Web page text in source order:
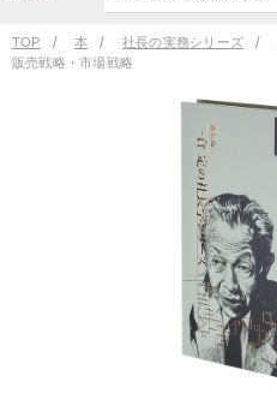
TOP 本 社長の実務シリーズ
販売戦略・市場戦略